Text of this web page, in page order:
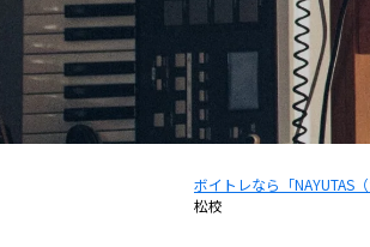
ボイトレなら「NAYUTAS（
松校